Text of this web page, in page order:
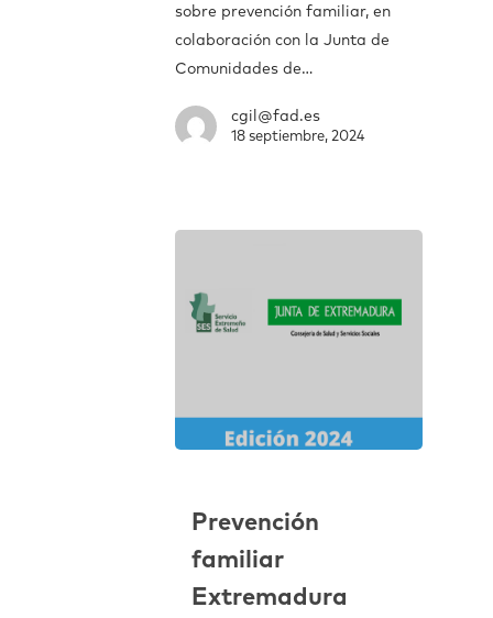
sobre prevención familiar, en
colaboración con la Junta de
Comunidades de…
cgil@fad.es
18 septiembre, 2024
Prevención
familiar
Extremadura